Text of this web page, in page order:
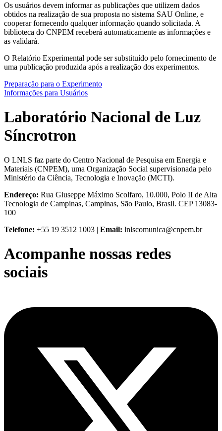
Os usuários devem informar as publicações que utilizem dados
obtidos na realização de sua proposta no sistema SAU Online, e
cooperar fornecendo qualquer informação quando solicitada. A
biblioteca do CNPEM receberá automaticamente as informações e
as validará.
O Relatório Experimental pode ser substituído pelo fornecimento de
uma publicação produzida após a realização dos experimentos.
Preparação para o Experimento
Informações para Usuários
Laboratório Nacional de Luz
Síncrotron
O LNLS faz parte do Centro Nacional de Pesquisa em Energia e
Materiais (CNPEM), uma Organização Social supervisionada pelo
Ministério da Ciência, Tecnologia e Inovação (MCTI).
Endereço: Rua Giuseppe Máximo Scolfaro, 10.000, Polo II de Alta
Tecnologia de Campinas, Campinas, São Paulo, Brasil. CEP 13083-
100
Telefone: +55 19 3512 1003 | Email: lnlscomunica@cnpem.br
Acompanhe nossas redes
sociais